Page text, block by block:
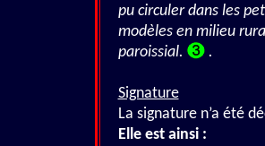
pu circuler dans les
modèles en milieu
paroissial.
.
Signature
La signature n’a été
Elle est ainsi :